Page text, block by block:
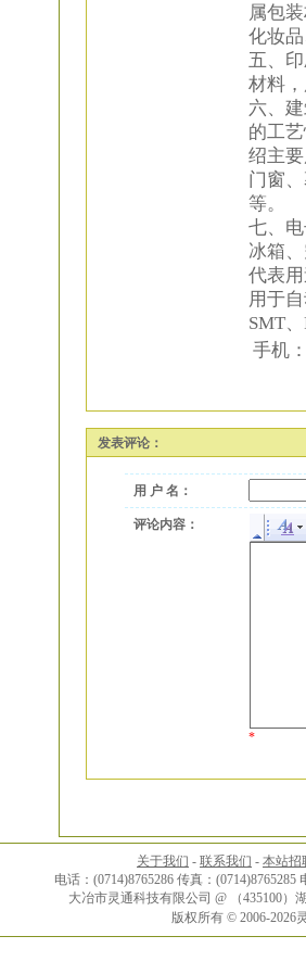
属包
化妆
五、
材料
六、
的工
绍主
门窗
等。
七、
冰箱
代表
用于
SMT
手机
发表评论：
用 户 名：
评论内容：
*
关于我们 - 联系我们 - 本站招
电话：(0714)8765286 传真：(0714)8765285
大冶市灵通科技有限公司 @ （435100
版权所有 © 2006-2026